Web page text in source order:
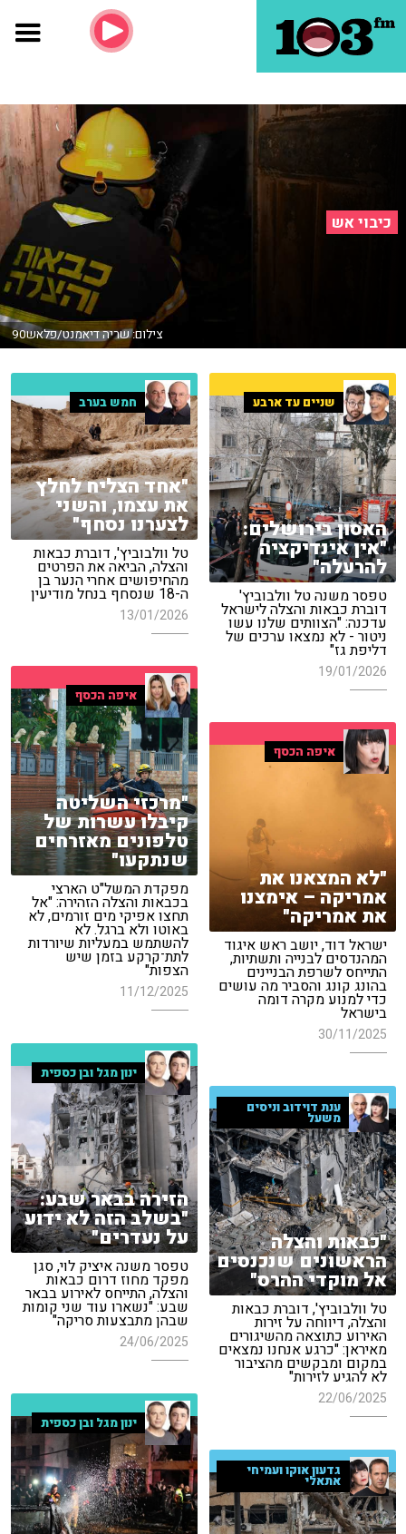
כיבוי אש
צילום: שריה דיאמנט/פלאש90
שניים עד ארבע
האסון בירושלים:
"אין אינדיקציה
להרעלה"
טפסר משנה טל וולבוביץ'
דוברת כבאות והצלה לישראל
עדכנה: "הצוותים שלנו עשו
ניטור - לא נמצאו ערכים של
דליפת גז"
19/01/2026
חמש בערב
"אחד הצליח לחלץ
את עצמו, והשני
לצערנו נסחף"
טל וולבוביץ', דוברת כבאות
והצלה, הביאה את הפרטים
מהחיפושים אחרי הנער בן
ה-18 שנסחף בנחל מודיעין
13/01/2026
איפה הכסף
"מרכזי השליטה
קיבלו עשרות של
טלפונים מאזרחים
שנתקעו"
מפקדת המשל"ט הארצי
בכבאות והצלה הזהירה: "אל
תחצו אפיקי מים זורמים, לא
באוטו ולא ברגל. לא
להשתמש במעליות שיורדות
לתת־קרקע בזמן שיש
הצפות"
11/12/2025
איפה הכסף
"לא המצאנו את
אמריקה – אימצנו
את אמריקה"
ישראל דוד, יושב ראש איגוד
המהנדסים לבנייה ותשתיות,
התייחס לשרפת הבניינים
בהונג קונג והסביר מה עושים
כדי למנוע מקרה דומה
בישראל
30/11/2025
ינון מגל ובן כספית
הזירה בבאר שבע:
"בשלב הזה לא ידוע
על נעדרים"
טפסר משנה איציק לוי, סגן
מפקד מחוז דרום כבאות
והצלה, התייחס לאירוע בבאר
שבע: "נשארו עוד שני קומות
שבהן מתבצעות סריקה"
24/06/2025
ענת דוידוב וניסים
משעל
"כבאות והצלה
הראשונים שנכנסים
אל מוקדי ההרס"
טל וולבוביץ', דוברת כבאות
והצלה, דיווחה על זירות
האירוע כתוצאה מהשיגורים
מאיראן: "כרגע אנחנו נמצאים
במקום ומבקשים מהציבור
לא להגיע לזירות"
22/06/2025
ינון מגל ובן כספית
גדעון אוקו ועמיחי
אתאלי